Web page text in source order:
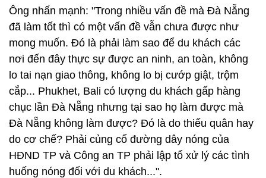
Ông nhấn mạnh: "Trong nhiều vấn đề mà Đà Nẵng
đã làm tốt thì có một vấn đề vẫn chưa được như
mong muốn. Đó là phải làm sao để du khách các
nơi đến đây thực sự được an ninh, an toàn, không
lo tai nạn giao thông, không lo bị cướp giật, trộm
cắp... Phukhet, Bali có lượng du khách gấp hàng
chục lần Đà Nẵng nhưng tại sao họ làm được mà
Đà Nẵng không làm được? Đó là do thiếu quân hay
do cơ chế? Phải củng cố đường dây nóng của
HĐND TP và Công an TP phải lập tổ xử lý các tình
huống nóng đối với du khách...".